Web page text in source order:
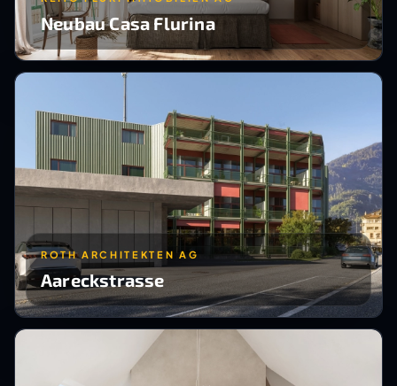
Neubau Casa Flurina
ROTH ARCHITEKTEN AG
Aareckstrasse